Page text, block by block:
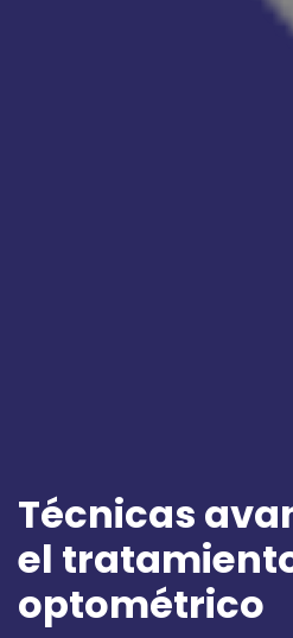
Técnicas
el
optométrico